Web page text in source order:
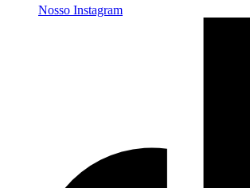
Nosso Instagram